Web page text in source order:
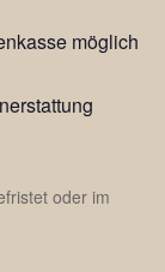
möglich
oder im